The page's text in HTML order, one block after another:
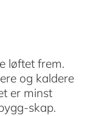
løftet frem.
og kaldere
er minst
skap.